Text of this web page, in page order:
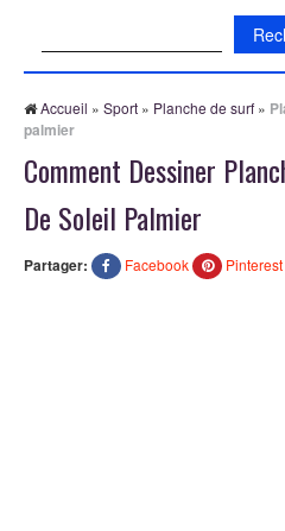
Accueil » Sport » Planche de surf »
palmier
Comment Dessiner
De Soleil Palmier
Partager: Facebook Pinterest